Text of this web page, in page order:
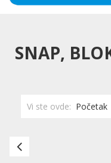
SNAP,
Vi ste ovde: Početak
SNAP,